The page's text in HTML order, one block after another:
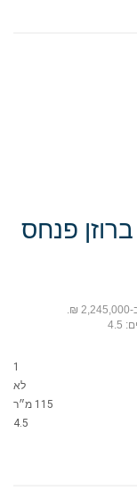
דירה 4.5 חדרים ברוזן פנחס (רמת גולדה, חיפה) למכירה ב-2,245,000 ₪.
1
לא
115 מ״ר
4.5